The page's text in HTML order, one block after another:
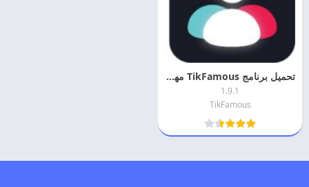
تحميل برنامج TikFamous مهكر 2026 رشق متابعين التيك توك
1.9.1
TikFamous